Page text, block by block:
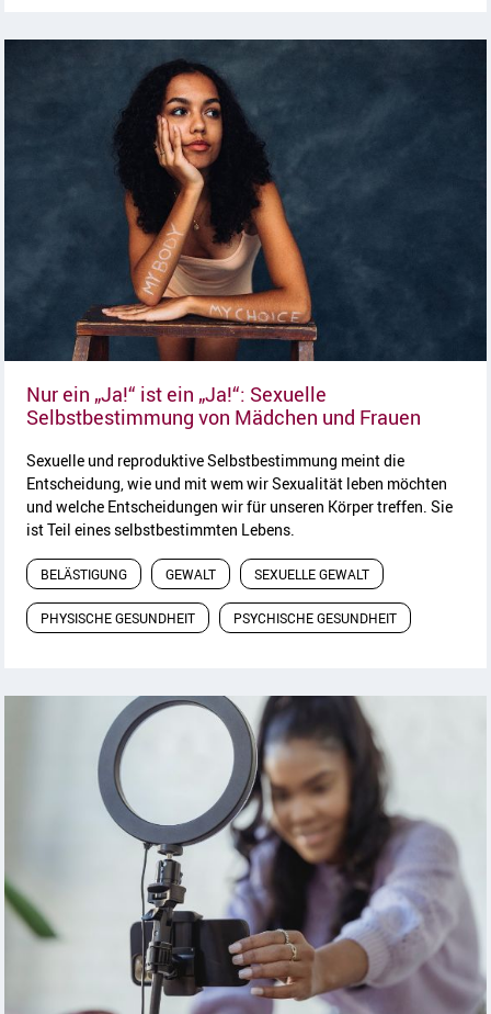
Nur ein „Ja!“ ist ein „Ja!“: Sexuelle
Selbstbestimmung von Mädchen und Frauen
Sexuelle und reproduktive Selbstbestimmung meint die
Entscheidung, wie und mit wem wir Sexualität leben möchten
und welche Entscheidungen wir für unseren Körper treffen. Sie
ist Teil eines selbstbestimmten Lebens.
BELÄSTIGUNG GEWALT SEXUELLE GEWALT
PHYSISCHE GESUNDHEIT PSYCHISCHE GESUNDHEIT